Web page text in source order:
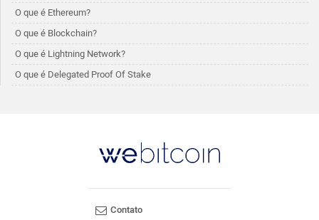
O que é Ethereum?
O que é Blockchain?
O que é Lightning Network?
O que é Delegated Proof Of Stake
Contato